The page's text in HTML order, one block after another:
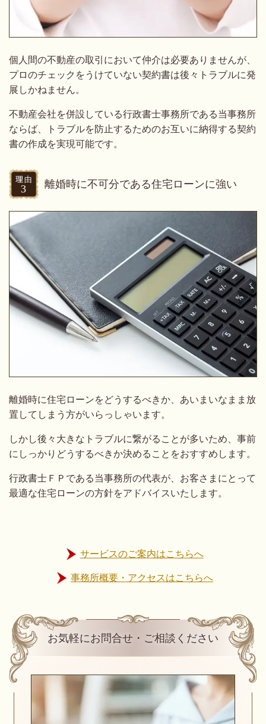
個人間の不動産の取引において仲介は必要ありませんが、
プロのチェックをうけていない契約書は後々トラブルに発
展しかねません。
不動産会社を併設している行政書士事務所である当事務所
ならば、トラブルを防止するためのお互いに納得する契約
書の作成を実現可能です。
離婚時に不可分である住宅ローンに強い
離婚時に住宅ローンをどうするべきか、あいまいなまま放
置してしまう方がいらっしゃいます。
しかし後々大きなトラブルに繋がることが多いため、事前
にしっかりどうするべきか決めることをおすすめします。
行政書士ＦＰである当事務所の代表が、お客さまにとって
最適な住宅ローンの方針をアドバイスいたします。
サービスのご案内はこちらへ
事務所概要・アクセスはこちらへ
お気軽にお問合せ・ご相談ください